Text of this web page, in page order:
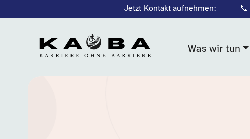
Jetzt Kontakt aufnehmen: 📞
Was wir tun